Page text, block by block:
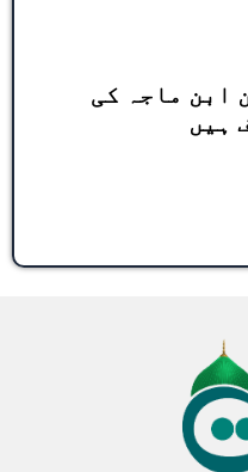
e
ابن ماجہ کی
ہیں